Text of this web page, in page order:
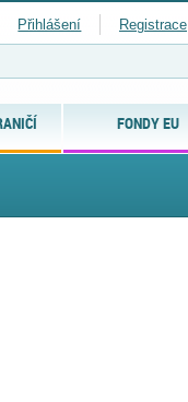
FONDY EU
Přihlášení Registrace